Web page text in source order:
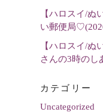
【ハロスイ/ぬ
い郵便局
【ハロスイ/ぬ
さんの3時のし
カテゴリー
Uncategorized